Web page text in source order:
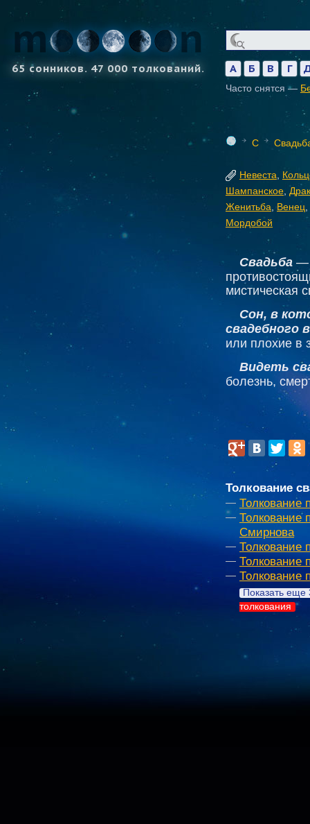
65 сонников. 47 000 толкований. А Б В Г
Часто снятся —
С
Невеста
Шампанское
Женитьба
Венец
Мордобой
Свадьба —
мистическая
Сон, в
свадебного
или плохие в
Видеть
болезнь,
Толкование
Толкование
Толкование
Смирнова
Толкование
Толкование
Толкование
Показать еще
толкования